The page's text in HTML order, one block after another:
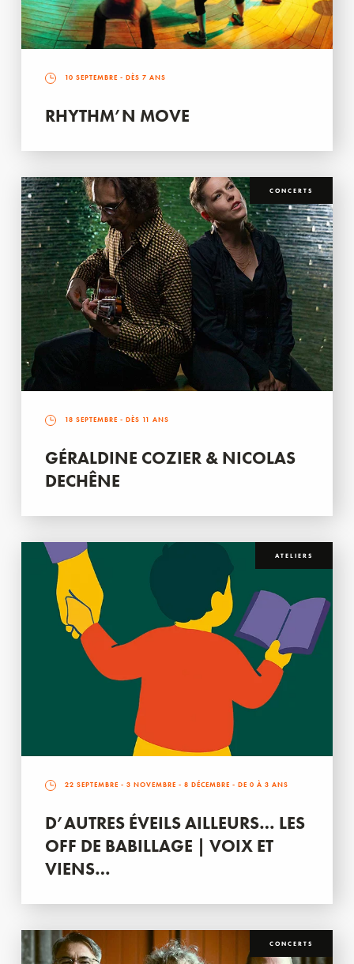
10 SEPTEMBRE - DÈS 7 ANS
RHYTHM’N MOVE
CONCERTS
18 SEPTEMBRE - DÈS 11 ANS
GÉRALDINE COZIER & NICOLAS
DECHÊNE
ATELIERS
22 SEPTEMBRE - 3 NOVEMBRE - 8 DÉCEMBRE - DE 0 À 3 ANS
D’AUTRES ÉVEILS AILLEURS… LES
OFF DE BABILLAGE | VOIX ET
VIENS…
CONCERTS